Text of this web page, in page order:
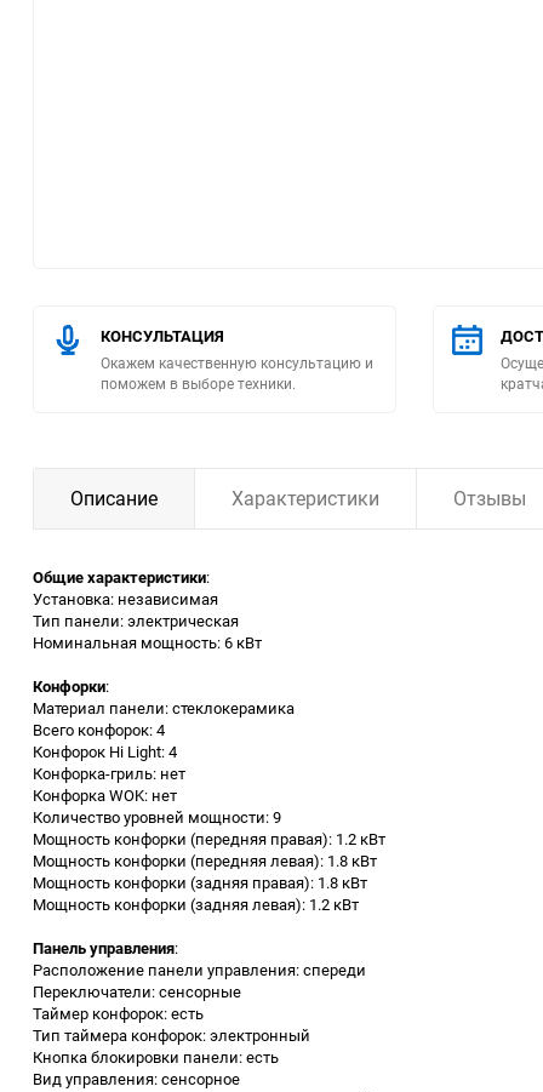
Климатическая техника
Измерительное
оборудование
Заточные станки (точила)
Дровоколы
Грузоподъемное
оборудование
Гидроаккумуляторы и
расширительные баки
Вытяжная вентиляция
Бетономешалки
Бензоинструмент
КОНСУЛЬТАЦИЯ
Окажем качественную консультацию и
поможем в выборе техники.
Описание Характеристики Отзывы
Общие характеристики:
Установка: независимая
Тип панели: электрическая
Номинальная мощность: 6 кВт
Конфорки:
Материал панели: стеклокерамика
Всего конфорок: 4
Конфорок Hi Light: 4
Конфорка-гриль: нет
Конфорка WOK: нет
Количество уровней мощности: 9
Мощность конфорки (передняя правая): 1.2 кВт
Мощность конфорки (передняя левая): 1.8 кВт
Мощность конфорки (задняя правая): 1.8 кВт
Мощность конфорки (задняя левая): 1.2 кВт
Панель управления:
Расположение панели управления: спереди
Переключатели: сенсорные
Таймер конфорок: есть
Тип таймера конфорок: электронный
Кнопка блокировки панели: есть
Вид управления: сенсорное